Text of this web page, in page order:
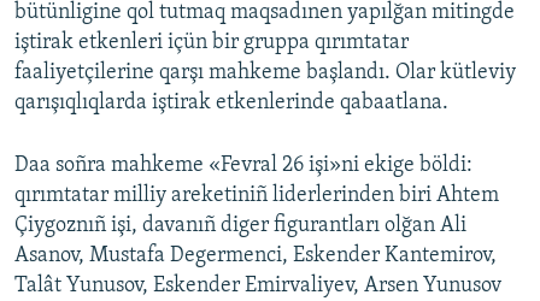
bütünligine qol tutmaq maqsadınen yapılğan mitingde
iştirak etkenleri içün bir gruppa qırımtatar
faaliyetçilerine qarşı mahkeme başlandı. Olar kütleviy
qarışıqlıqlarda iştirak etkenlerinde qabaatlana.
Daa soñra mahkeme «Fevral 26 işi»ni ekige böldi:
qırımtatar milliy areketiniñ liderlerinden biri Ahtem
Çiygoznıñ işi, davanıñ diger figurantları olğan Ali
Asanov, Mustafa Degermenci, Eskender Kantemirov,
Talât Yunusov, Eskender Emirvaliyev, Arsen Yunusov